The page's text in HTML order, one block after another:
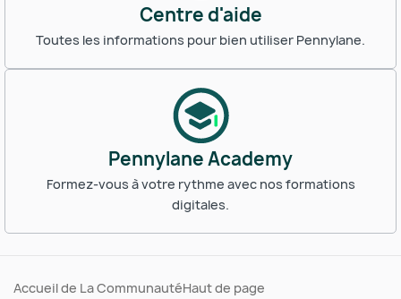
Centre d'aide
Toutes les informations pour bien utiliser Pennylane.
Pennylane Academy
Formez-vous à votre rythme avec nos formations
digitales.
Accueil de La CommunautéHaut de page